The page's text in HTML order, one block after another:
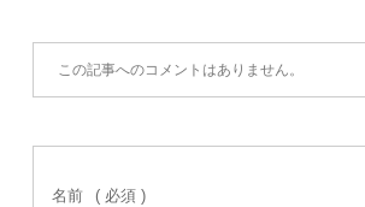
この記事へのコメントはありません。
名前 ( 必須 )